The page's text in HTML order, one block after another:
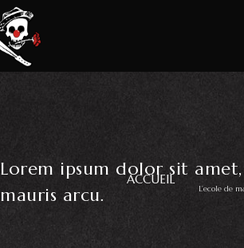
ACCUEIL
L’ecole de
Lorem ipsum dolor sit
mauris arcu.